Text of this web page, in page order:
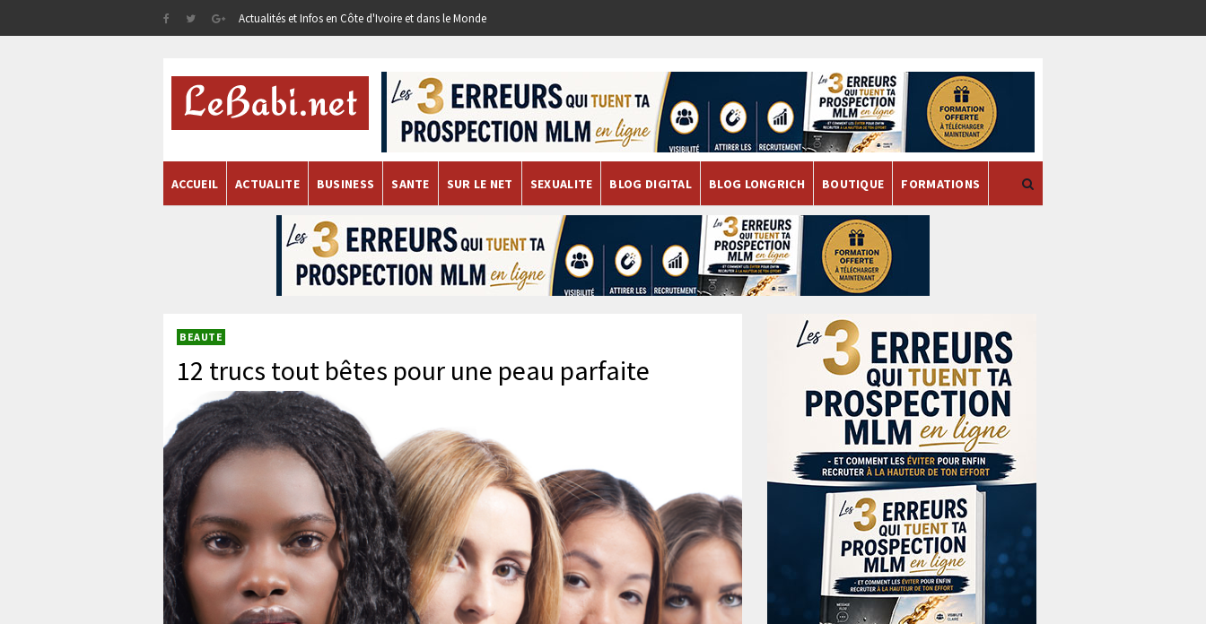
Actualités et Infos en Côte d'Ivoire et dans le Monde
ACCUEIL ACTUALITE BUSINESS SANTE SUR LE NET SEXUALITE BLOG DIGITAL BLOG LONGRICH BOUTIQUE FORMATIONS
BEAUTE
12 trucs tout bêtes pour une peau parfaite